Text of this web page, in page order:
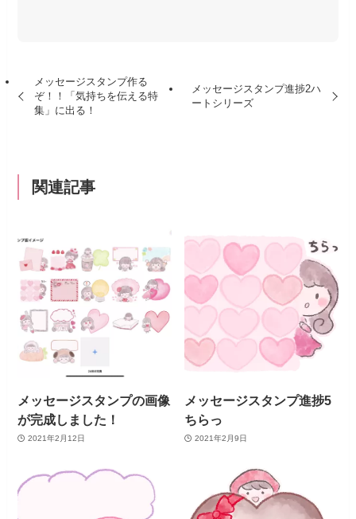
メッセージスタンプ作る
ぞ！！「気持ちを伝える特
集」に出る！
メッセージスタンプ進捗2ハ
ートシリーズ
関連記事
メッセージスタンプの画像
が完成しました！
2021年2月12日
メッセージスタンプ進捗5
ちらっ
2021年2月9日